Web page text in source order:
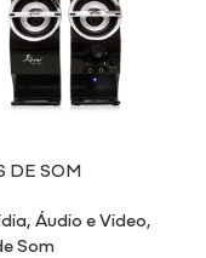
DE SOM
,Áudio e Video,
Som